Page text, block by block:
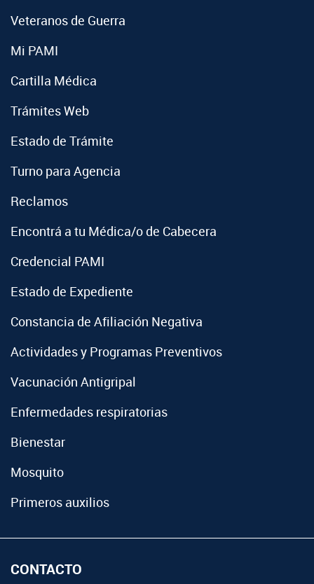
Veteranos de Guerra
Mi PAMI
Cartilla Médica
Trámites Web
Estado de Trámite
Turno para Agencia
Reclamos
Encontrá a tu Médica/o de Cabecera
Credencial PAMI
Estado de Expediente
Constancia de Afiliación Negativa
Actividades y Programas Preventivos
Vacunación Antigripal
Enfermedades respiratorias
Bienestar
Mosquito
Primeros auxilios
CONTACTO